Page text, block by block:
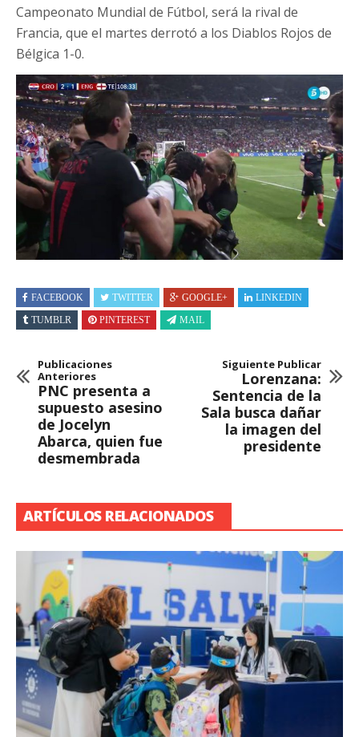
Campeonato Mundial de Fútbol, será la rival de
Francia, que el martes derrotó a los Diablos Rojos de
Bélgica 1-0.
FACEBOOK TWITTER GOOGLE+
LINKEDIN
TUMBLR
PINTEREST MAIL
Publicaciones
Anteriores
PNC presenta a
supuesto asesino
de Jocelyn
Abarca, quien fue
desmembrada
Siguiente Publicar
Lorenzana:
Sentencia de la
Sala busca dañar
la imagen del
presidente
ARTÍCULOS RELACIONADOS